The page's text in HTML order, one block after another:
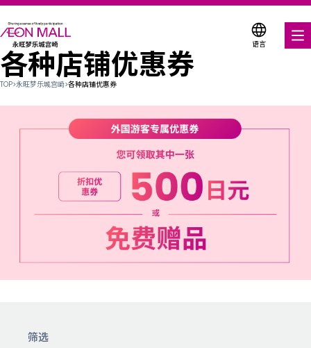
语言
美食饕餮
各种店铺优惠券
各种店铺优惠券
TOP>永旺梦乐城宫崎>各种店铺优惠券
筛选